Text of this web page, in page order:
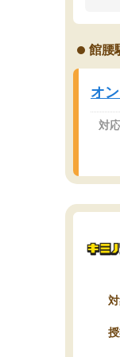
オ
り
2
講
更
遅
館腰
オ
対